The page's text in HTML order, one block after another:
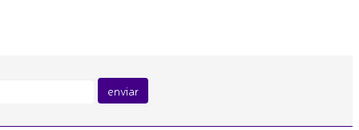
enviar